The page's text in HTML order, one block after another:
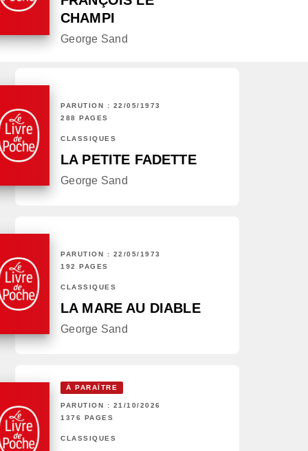
CHAMPI
George Sand
PARUTION : 22/05/1973
288 PAGES
CLASSIQUES
LA PETITE FADETTE
George Sand
PARUTION : 22/05/1973
192 PAGES
CLASSIQUES
LA MARE AU DIABLE
George Sand
À PARAÎTRE
PARUTION : 21/10/2026
1376 PAGES
CLASSIQUES